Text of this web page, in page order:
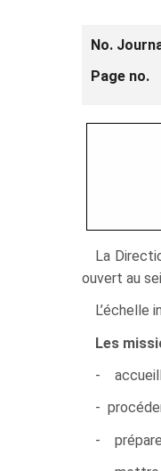
No.
Page no.
La
ouvert au
Les
-
-
-